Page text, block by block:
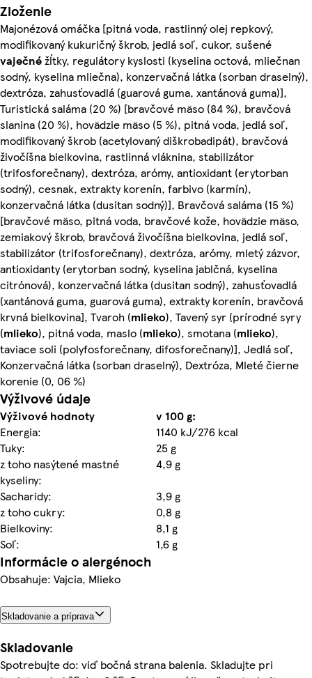
Zloženie
Majonézová omáčka [pitná voda, rastlinný olej repkový,
modifikovaný kukuričný škrob, jedlá soľ, cukor, sušené
vaječnéžĺtky, regulátory kyslosti (kyselina octová, mliečnan
sodný, kyselina mliečna), konzervačná látka (sorban draselný),
dextróza, zahusťovadlá (guarová guma, xantánová guma)],
Turistická saláma (20 %) [bravčové mäso (84 %), bravčová
slanina (20 %), hovädzie mäso (5 %), pitná voda, jedlá soľ,
modifikovaný škrob (acetylovaný diškrobadipát), bravčová
živočíšna bielkovina, rastlinná vláknina, stabilizátor
(trifosforečnany), dextróza, arómy, antioxidant (erytorban
sodný), cesnak, extrakty korenín, farbivo (karmín),
konzervačná látka (dusitan sodný)], Bravčová saláma (15 %)
[bravčové mäso, pitná voda, bravčové kože, hovädzie mäso,
zemiakový škrob, bravčová živočíšna bielkovina, jedlá soľ,
stabilizátor (trifosforečnany), dextróza, arómy, mletý zázvor,
antioxidanty (erytorban sodný, kyselina jablčná, kyselina
citrónová), konzervačná látka (dusitan sodný), zahusťovadlá
(xantánová guma, guarová guma), extrakty korenín, bravčová
krvná bielkovina], Tvaroh (mlieko), Tavený syr (prírodné syry
(mlieko), pitná voda, maslo (mlieko), smotana (mlieko),
taviace soli (polyfosforečnany, difosforečnany)], Jedlá soľ,
Konzervačná látka (sorban draselný), Dextróza, Mleté čierne
korenie (0, 06 %)
Výživové údaje
Výživové hodnoty
v 100 g:
Energia:
1140 kJ/276 kcal
Tuky:
25 g
z toho nasýtené mastné
kyseliny:
4,9 g
Sacharidy:
3,9 g
z toho cukry:
0,8 g
Bielkoviny:
8,1 g
Soľ:
1,6 g
Informácie o alergénoch
Obsahuje: Vajcia, Mlieko
Skladovanie a príprava
Skladovanie
Spotrebujte do: viď bočná strana balenia. Skladujte pri